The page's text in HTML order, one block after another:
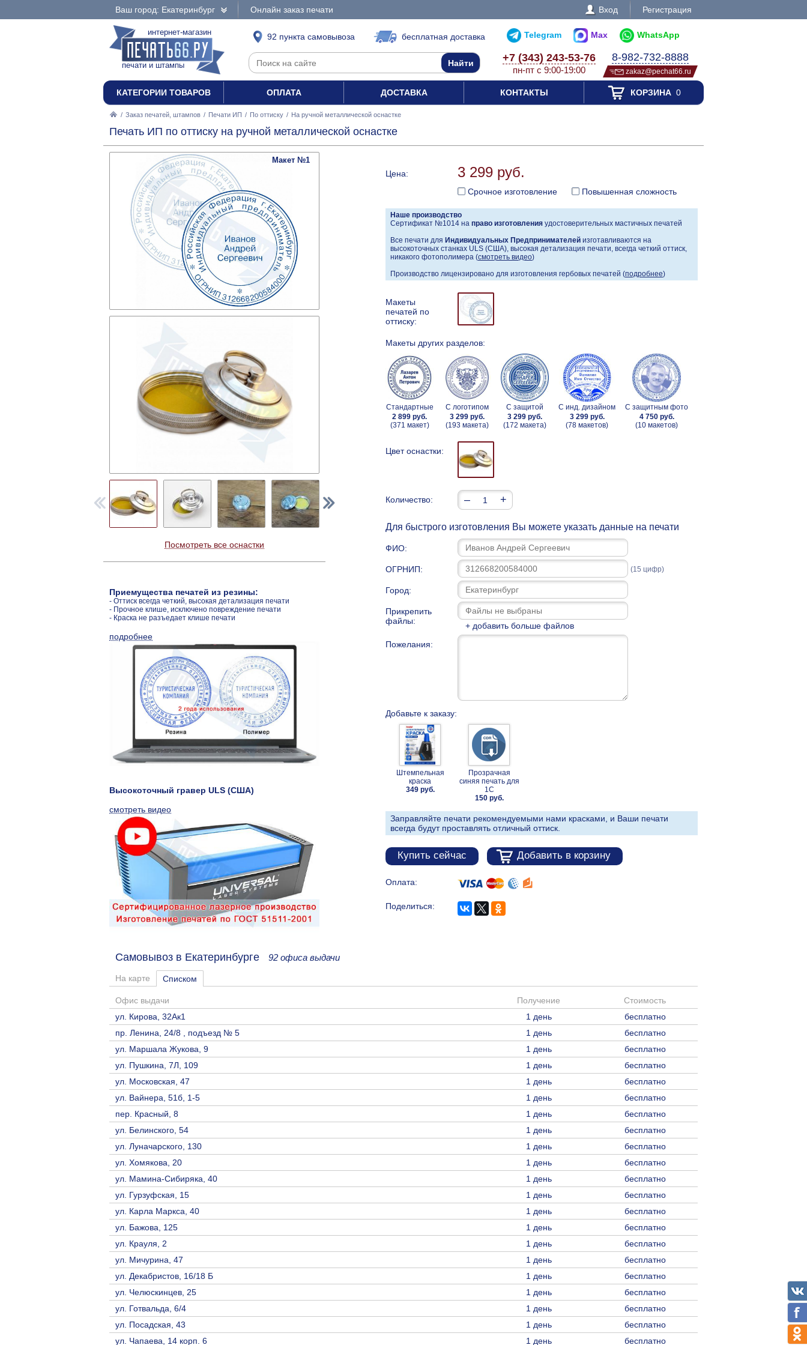
Ваш город: Екатеринбург Онлайн заказ печати Вход Регистрация
интернет-магазин
печати и штампы
92 пункта самовывоза бесплатная доставка Telegram Max WhatsApp
+7 (343) 243-53-76
пн-пт с 9:00-19:00
8-982-732-8888
zakaz@pechat66.ru
КАТЕГОРИИ ТОВАРОВ ОПЛАТА ДОСТАВКА КОНТАКТЫ КОРЗИНА0
/ Заказ печатей, штампов / Печати ИП / По оттиску / На ручной металлической оснастке
Печать ИП по оттиску на ручной металлической оснастке
Цена: 3 299 руб.
Срочное изготовление Повышенная сложность
Наше производство
Сертификат №1014 на право изготовления удостоверительных мастичных печатей
Все печати для Индивидуальных Предпринимателей изготавливаются на
высокоточных станках ULS (США), высокая детализация печати, всегда четкий оттиск,
никакого фотополимера (смотреть видео)
Производство лицензировано для изготовления гербовых печатей (подробнее)
Макеты
печатей по
оттиску:
Макеты других разделов:
Стандартные
2 899 руб.
(371 макет)
С логотипом
3 299 руб.
(193 макета)
С защитой
3 299 руб.
(172 макета)
С инд. дизайном
3 299 руб.
(78 макетов)
С защитным фото
4 750 руб.
(10 макетов)
Цвет оснастки:
Количество: – +
Для быстрого изготовления Вы можете указать данные на печати
ФИО:
ОГРНИП: (15 цифр)
Город:
Прикрепить
файлы:
+ добавить больше файлов
Пожелания:
Добавьте к заказу:
Штемпельная
краска
349 руб.
Прозрачная
синяя печать для
1С
150 руб.
Заправляйте печати рекомендуемыми нами красками, и Ваши печати
всегда будут проставлять отличный оттиск.
Купить сейчас Добавить в корзину
Оплата:
Поделиться:
Макет №1
Посмотреть все оснастки
Приемущества печатей из резины:
- Оттиск всегда четкий, высокая детализация печати
- Прочное клише, исключено повреждение печати
- Краска не разъедает клише печати
подробнее
Высокоточный гравер ULS (США)
смотреть видео
Самовывоз в Екатеринбурге 92 офиса выдачи
На карте Списком
Офис выдачи Получение
Стоимость
ул. Кирова, 32Ак1
1 день
бесплатно
пр. Ленина, 24/8 , подъезд № 5
1 день
бесплатно
ул. Маршала Жукова, 9
1 день
бесплатно
ул. Пушкина, 7Л, 109
1 день
бесплатно
ул. Московская, 47
1 день
бесплатно
ул. Вайнера, 51б, 1-5
1 день
бесплатно
пер. Красный, 8
1 день
бесплатно
ул. Белинского, 54
1 день
бесплатно
ул. Луначарского, 130
1 день
бесплатно
ул. Хомякова, 20
1 день
бесплатно
ул. Мамина-Сибиряка, 40
1 день
бесплатно
ул. Гурзуфская, 15
1 день
бесплатно
ул. Карла Маркса, 40
1 день
бесплатно
ул. Бажова, 125
1 день
бесплатно
ул. Крауля, 2
1 день
бесплатно
ул. Мичурина, 47
1 день
бесплатно
ул. Декабристов, 16/18 Б
1 день
бесплатно
ул. Челюскинцев, 25
1 день
бесплатно
ул. Готвальда, 6/4
1 день
бесплатно
ул. Посадская, 43
1 день
бесплатно
ул. Чапаева, 14 корп. 6
1 день
бесплатно